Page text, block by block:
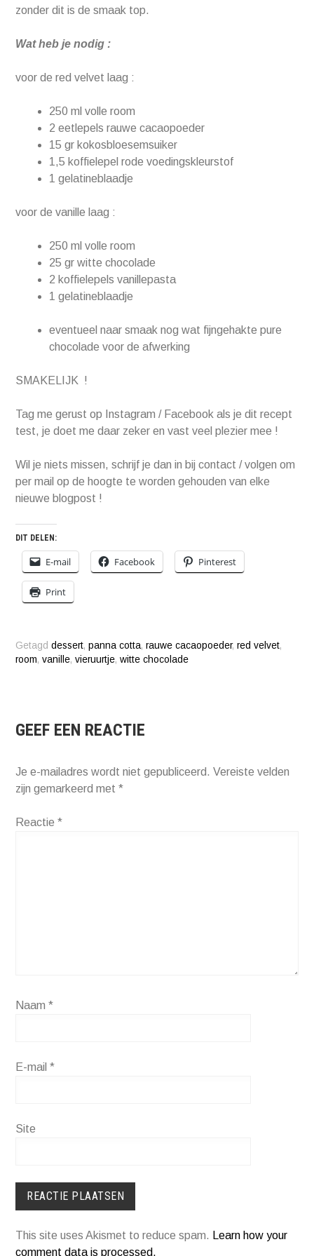
zonder dit is de smaak top.
Wat heb je nodig :
voor de red velvet laag :
250 ml volle room
2 eetlepels rauwe cacaopoeder
15 gr kokosbloesemsuiker
1,5 koffielepel rode voedingskleurstof
1 gelatineblaadje
voor de vanille laag :
250 ml volle room
25 gr witte chocolade
2 koffielepels vanillepasta
1 gelatineblaadje
eventueel naar smaak nog wat fijngehakte pure
chocolade voor de afwerking
SMAKELIJK !
Tag me gerust op Instagram / Facebook als je dit recept
test, je doet me daar zeker en vast veel plezier mee !
Wil je niets missen, schrijf je dan in bij contact / volgen om
per mail op de hoogte te worden gehouden van elke
nieuwe blogpost !
DIT DELEN:
E-mail Facebook Pinterest
Print
Getagddessert,panna cotta,rauwe cacaopoeder,red velvet,
room,vanille,vieruurtje,witte chocolade
GEEF EEN REACTIE
Je e-mailadres wordt niet gepubliceerd. Vereiste velden
zijn gemarkeerd met*
Reactie*
Naam*
E-mail*
Site
This site uses Akismet to reduce spam. Learn how your
comment data is processed.